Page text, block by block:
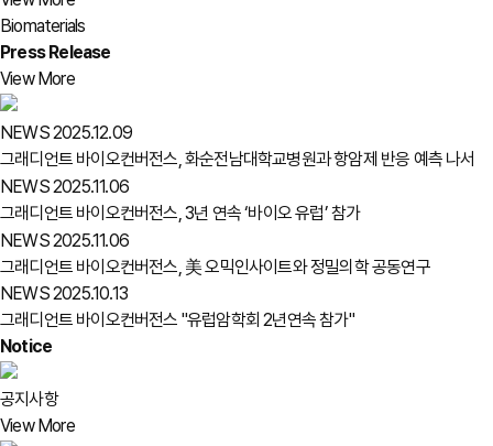
Biomaterials
Press Release
View More
NEWS2025.12.09
그래디언트 바이오컨버전스, 화순전남대학교병원과 항암제 반응 예측 나서
NEWS2025.11.06
그래디언트 바이오컨버전스, 3년 연속 ‘바이오 유럽’ 참가
NEWS2025.11.06
그래디언트 바이오컨버전스, 美 오믹인사이트와 정밀의학 공동연구
NEWS2025.10.13
그래디언트 바이오컨버전스 "유럽암학회 2년연속 참가"
Notice
공지사항
View More